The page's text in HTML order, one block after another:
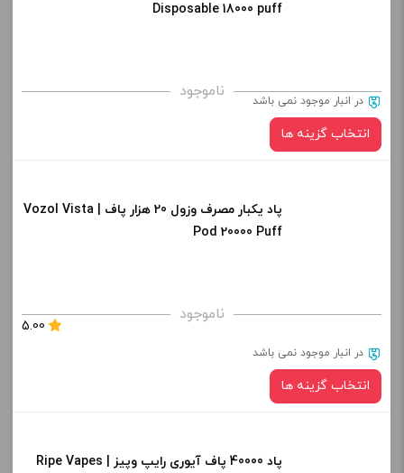
برای فعال شدن سبد خرید و نمایش قیمت ، گزینه های محصول را
از کادر بالا انتخاب کنید.
+
Disposable 18000 puff
ناموجود در انبار موجود نمی باشد
انتخاب گزینه ها
طعم:
برای فعال شدن سبد خرید و نمایش قیمت ، گزینه های محصول را
+
پاد یکبار مصرف وزول 20 هزار پاف | Vozol Vista
Pod 20000 Puff
ناموجود
5.00
در انبار موجود نمی باشد
انتخاب گزینه ها
طعم:
پاد 40000 پاف آیوری رایپ وپیز | Ripe Vapes